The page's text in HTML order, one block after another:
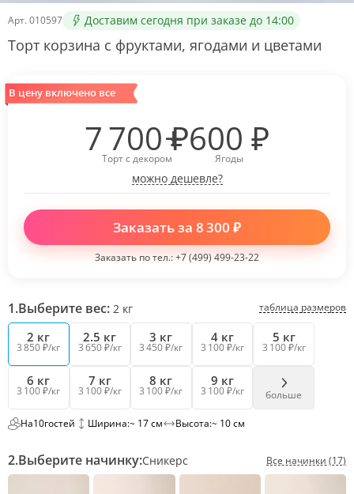
Арт. 010597 Доставим сегодня при заказе до 14:00
Торт корзина с фруктами, ягодами и цветами
1.Выберите вес: 2 кг таблица размеров
2 кг
3 850 ₽/кг
2.5 кг
3 650 ₽/кг
3 кг
3 450 ₽/кг
4 кг
3 100 ₽/кг
5 кг
3 100 ₽/кг
6 кг
3 100 ₽/кг
7 кг
3 100 ₽/кг
8 кг
3 100 ₽/кг
9 кг
3 100 ₽/кг больше
На10гостей Ширина:~ 17 см Высота:~ 10 см
2.Выберите начинку:Сникерс Все начинки (17)
В цену включено все
Торт с декором
7 700 ₽ Ягоды
600 ₽
можно дешевле?
Заказать за 8 300 ₽
Заказать по тел.:+7 (499) 499-23-22